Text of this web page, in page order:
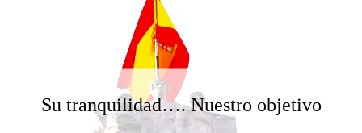
Su tranquilidad…. Nuestro objetivo